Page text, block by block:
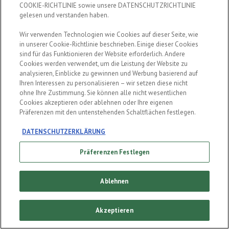
HIER GEHT ES ZU DEN DATENSCHUTZRICHTLINIE
CONTINUE
COOKIE-RICHTLINIE sowie unsere DATENSCHUTZRICHTLINIE
gelesen und verstanden haben.
Wir verwenden Technologien wie Cookies auf dieser Seite, wie
in unserer Cookie-Richtlinie beschrieben. Einige dieser Cookies
sind für das Funktionieren der Website erforderlich. Andere
Cookies werden verwendet, um die Leistung der Website zu
analysieren, Einblicke zu gewinnen und Werbung basierend auf
Ihren Interessen zu personalisieren – wir setzen diese nicht
ohne Ihre Zustimmung. Sie können alle nicht wesentlichen
Cookies akzeptieren oder ablehnen oder Ihre eigenen
Präferenzen mit den untenstehenden Schaltflächen festlegen.
DATENSCHUTZERKLÄRUNG
Präferenzen Festlegen
Ablehnen
Akzeptieren